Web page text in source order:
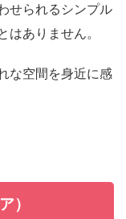
せられるシンプル
ありません。
な空間を身近に感
）